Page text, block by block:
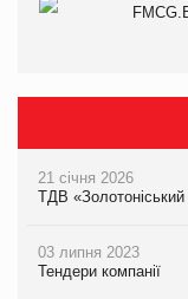
21 січня 2026
ТДВ
03 липня 2023
Тендери компанії